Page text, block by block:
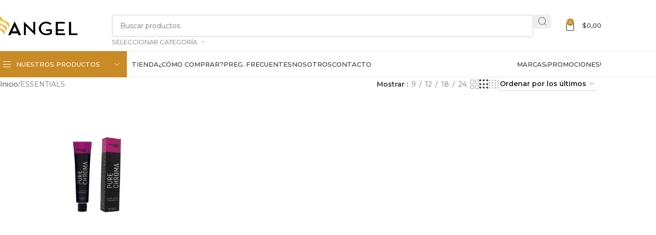
SELECCIONAR CATEGORÍA
0 $0,00
NUESTROS PRODUCTOS TIENDA¿CÓMO COMPRAR?PREG. FRECUENTESNOSOTROSCONTACTO MARCAS¡PROMOCIONES!
Inicio ESSENTIALS Mostrar 9 12 18 24